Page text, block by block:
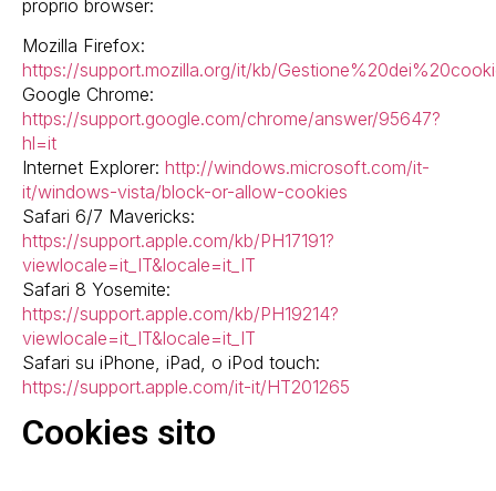
proprio browser:
Mozilla Firefox:
https://support.mozilla.org/it/kb/
Google Chrome:
https://support.google.com/chrome/answer/95647?
hl=it
Internet Explorer: http://windows.microsoft.com/it-
it/windows-vista/block-or-allow-cookies
Safari 6/7 Mavericks:
https://support.apple.com/kb/PH17191?
viewlocale=it_IT&locale=it_IT
Safari 8 Yosemite:
https://support.apple.com/kb/PH19214?
viewlocale=it_IT&locale=it_IT
Safari su iPhone, iPad, o iPod touch:
https://support.apple.com/it-it/HT201265
Cookies sito